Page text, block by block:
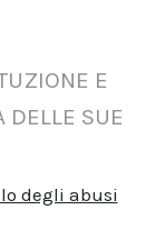
E
DELLE SUE
degli abusi